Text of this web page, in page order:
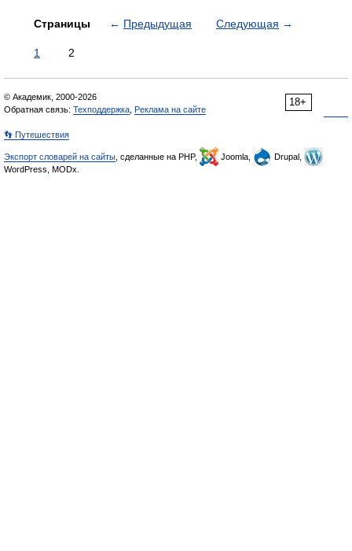
Страницы ← Предыдущая Следующая →
1 2
18+
© Академик, 2000-2026
Обратная связь: Техподдержка Реклама на сайте
👣 Путешествия
Экспорт словарей на сайты , сделанные на PHP, Joomla,
Drupal,
WordPress, MODx.